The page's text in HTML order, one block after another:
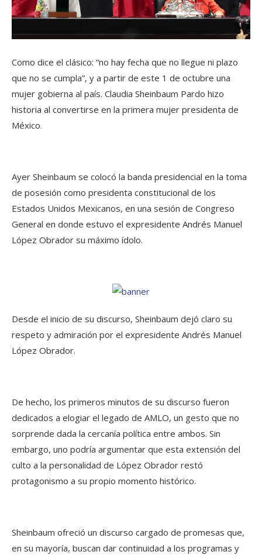
Como dice el clásico: “no hay fecha que no llegue ni plazo
que no se cumpla”, y a partir de este 1 de octubre una
mujer gobierna al país. Claudia Sheinbaum Pardo hizo
historia al convertirse en la primera mujer presidenta de
México.
Ayer Sheinbaum se colocó la banda presidencial en la toma
de posesión como presidenta constitucional de los
Estados Unidos Mexicanos, en una sesión de Congreso
General en donde estuvo el expresidente Andrés Manuel
López Obrador su máximo ídolo.
Desde el inicio de su discurso, Sheinbaum dejó claro su
respeto y admiración por el expresidente Andrés Manuel
López Obrador.
De hecho, los primeros minutos de su discurso fueron
dedicados a elogiar el legado de AMLO, un gesto que no
sorprende dada la cercanía política entre ambos. Sin
embargo, uno podría argumentar que esta extensión del
culto a la personalidad de López Obrador restó
protagonismo a su propio momento histórico.
Sheinbaum ofreció un discurso cargado de promesas que,
en su mayoría, buscan dar continuidad a los programas y